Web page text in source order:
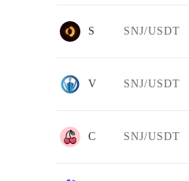
SNJ/USDT
SNJ/USDT
SNJ/USDT